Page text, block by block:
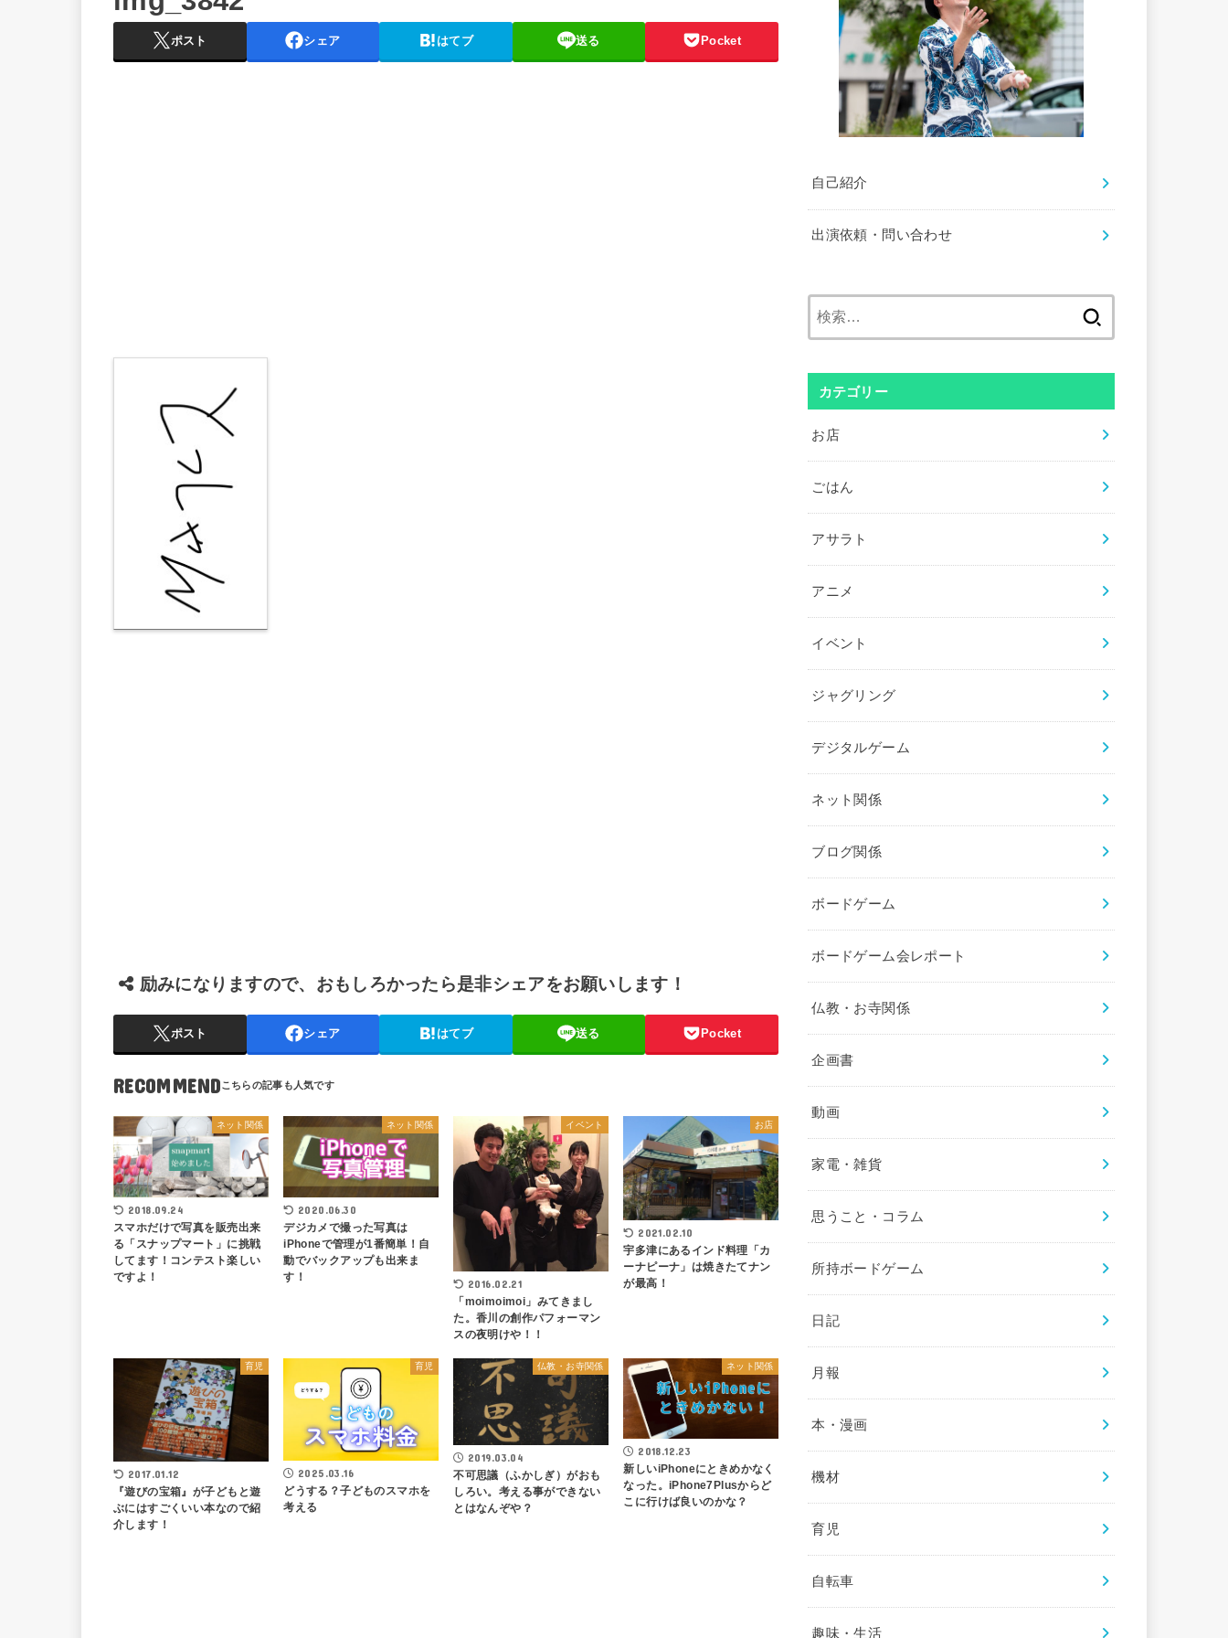
ポスト シェア はてブ 送る Pocket
励みになりますので、おもしろかったら是非シェアをお願いします！
ポスト シェア はてブ 送る Pocket
RECOMMEND
ネット関係
2018.09.24
スマホだけで写真を販売出来
る「スナップマート」に挑戦
してます！コンテスト楽しい
ですよ！
ネット関係
2020.06.30
デジカメで撮った写真は
iPhoneで管理が1番簡単！自
動でバックアップも出来ま
す！
イベント
2016.02.21
「moimoimoi」みてきまし
た。香川の創作パフォーマン
スの夜明けや！！
お店
2021.02.10
宇多津にあるインド料理「カ
ーナピーナ」は焼きたてナン
が最高！
育児
2017.01.12
『遊びの宝箱』が子どもと遊
ぶにはすごくいい本なので紹
介します！
育児
2025.03.16
どうする？子どものスマホを
考える
仏教・お寺関係
2019.03.04
不可思議（ふかしぎ）がおも
しろい。考える事ができない
とはなんぞや？
ネット関係
2018.12.23
新しいiPhoneにときめかなく
なった。iPhone7Plusからど
こに行けば良いのかな？
自己紹介
出演依頼・問い合わせ
カテゴリー
お店
ごはん
アサラト
アニメ
イベント
ジャグリング
デジタルゲーム
ネット関係
ブログ関係
ボードゲーム
ボードゲーム会レポート
仏教・お寺関係
企画書
動画
家電・雑貨
思うこと・コラム
所持ボードゲーム
日記
月報
本・漫画
機材
育児
自転車
趣味・生活